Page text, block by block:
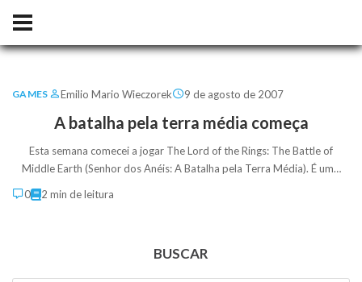
GAMES Emilio Mario Wieczorek 9 de agosto de 2007
A batalha pela terra média começa
Esta semana comecei a jogar The Lord of the Rings: The Battle of
Middle Earth (Senhor dos Anéis: A Batalha pela Terra Média). É um…
0
2 min de leitura
BUSCAR